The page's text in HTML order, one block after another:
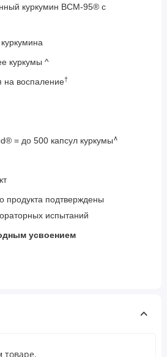
куркумин BCM-95® с
куркумы ^
на воспаление†
= до 500 капсул куркумы∧
продукта подтверждены
испытаний
усвоением
компонент куркумы, растения,
изученный куркумин с
250 мг куркуминоидов
товаре.